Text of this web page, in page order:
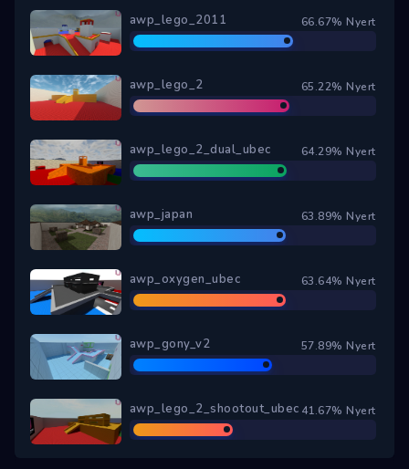
awp_lego_2011 66.67% Nyert
awp_lego_2 65.22% Nyert
awp_lego_2_dual_ubec 64.29% Nyert
awp_japan 63.89% Nyert
awp_oxygen_ubec 63.64% Nyert
awp_gony_v2 57.89% Nyert
awp_lego_2_shootout_ubec 41.67% Nyert